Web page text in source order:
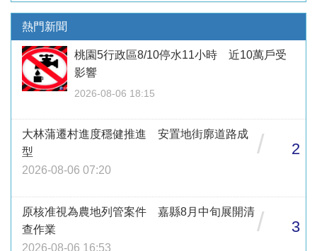
熱門新聞
桃園5行政區8/10停水11小時 近10萬戶受
影響
2026-08-06 18:15
大林蒲遷村進度穩健推進 安置地街廓道路成
型
2026-08-06 07:20
/ 2
原核准視為農地列管案件 嘉縣8月中旬展開清
查作業
2026-08-06 16:53
/ 3